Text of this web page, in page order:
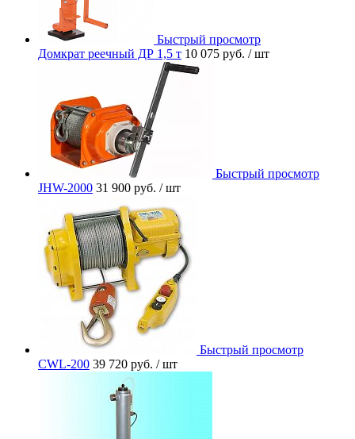
Быстрый просмотр
Домкрат реечный ДР 1,5 т 10 075 руб. / шт
Быстрый просмотр
JHW-2000 31 900 руб. / шт
Быстрый просмотр
CWL-200 39 720 руб. / шт